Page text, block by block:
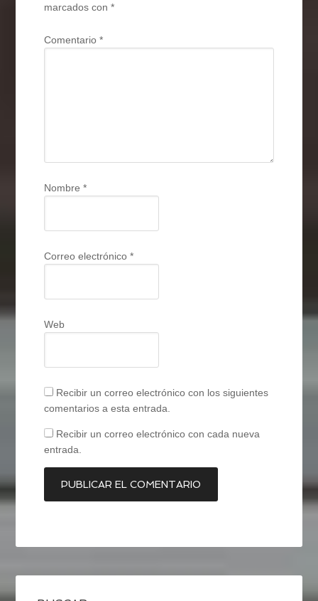
marcados con*
Comentario*
Nombre*
Correo electrónico*
Web
Recibir un correo electrónico con los siguientes
comentarios a esta entrada.
Recibir un correo electrónico con cada nueva
entrada.